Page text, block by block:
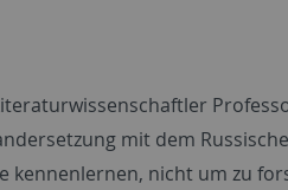
mit dem
kennenlernen, nicht um zu